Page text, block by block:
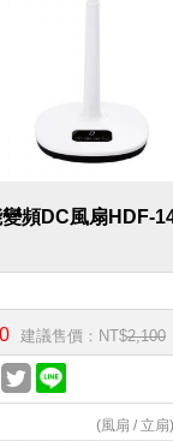
頻DC風扇HDF-
建議售價：NT$2,100
(風扇 / 立扇)